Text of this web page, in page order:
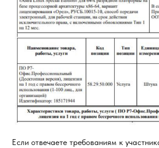
Если отвечаете требованиям к